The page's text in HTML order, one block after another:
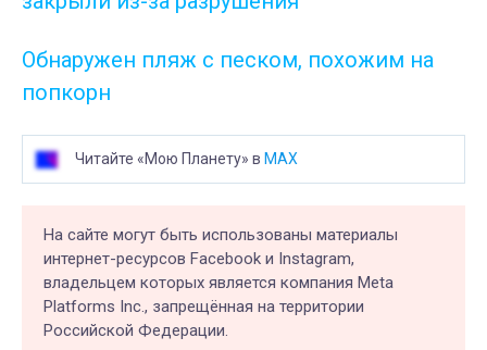
Обнаружен пляж с песком, похожим на
попкорн
Читайте «Мою Планету» в MAX
На сайте могут быть использованы материалы
интернет-ресурсов Facebook и Instagram,
владельцем которых является компания Meta
Platforms Inc., запрещённая на территории
Российской Федерации.